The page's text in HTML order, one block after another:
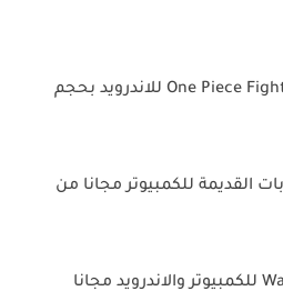
تحميل لعبة One Piece Fighting Path للاندرويد بحجم
القديمة للكمبيوتر مجانا من